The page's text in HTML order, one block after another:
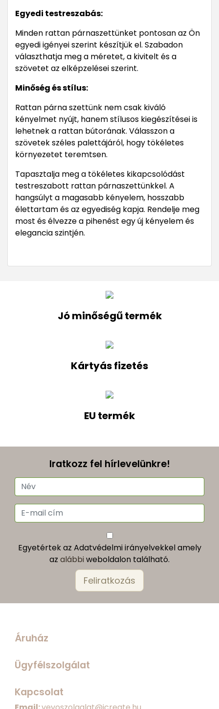
Egyedi testreszabás:
Minden rattan párnaszettünket pontosan az Ön
egyedi igényei szerint készítjük el. Szabadon
választhatja meg a méretet, a kivitelt és a
szövetet az elképzelései szerint.
Minőség és stílus:
Rattan párna szettünk nem csak kiváló
kényelmet nyújt, hanem stílusos kiegészítései is
lehetnek a rattan bútorának. Válasszon a
szövetek széles palettájáról, hogy tökéletes
környezetet teremtsen.
Tapasztalja meg a tökéletes kikapcsolódást
testreszabott rattan párnaszettünkkel. A
hangsúlyt a magasabb kényelem, hosszabb
élettartam és az egyediség kapja. Rendelje meg
most és élvezze a pihenést egy új kényelem és
elegancia szintjén.
Jó minőségű termék
Kártyás fizetés
EU termék
Iratkozz fel hírlevelünkre!
Egyetértek az Adatvédelmi irányelvekkel amely
az alábbi weboldalon található.
Áruház
Ügyfélszolgálat
Kapcsolat